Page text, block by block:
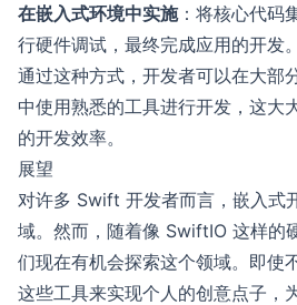
在嵌入式环境中实施：将核心代码
行硬件调试，最终完成应用的开发。
通过这种方式，开发者可以在大部
中使用熟悉的工具进行开发，这大
的开发效率。
展望
对许多 Swift 开发者而言，嵌入式
域。然而，随着像 SwiftIO 这样的
们现在有机会探索这个领域。即使
这些工具来实现个人的创意点子，